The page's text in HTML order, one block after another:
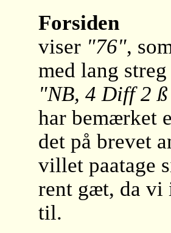
Forsiden
viser "76",
med lang
"NB, 4 Diff 2
har bemærket
det på brevet
villet paatage
rent gæt, da vi
til.